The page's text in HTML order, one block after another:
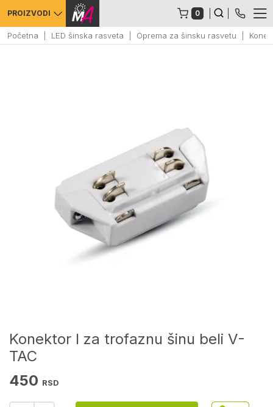
PROIZVODI 0
Početna LED šinska rasveta Oprema za šinsku rasvetu
Konektor I za trofaznu šinu beli V-
TAC
450 RSD